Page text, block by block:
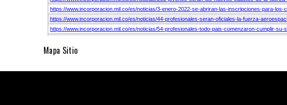
Mapa Sitio